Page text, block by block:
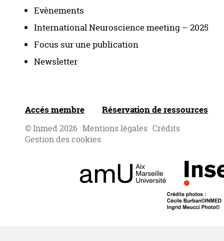
Evènements
International Neuroscience meeting – 2025
Focus sur une publication
Newsletter
Accés membre Réservation de ressources
© Inmed 2026 Mentions légales Crédits
Gestion des cookies